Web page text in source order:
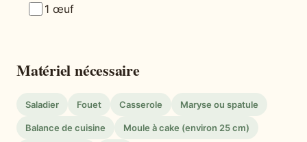
1 œuf
Matériel nécessaire
Saladier Fouet Casserole Maryse ou spatule
Balance de cuisine Moule à cake (environ 25 cm)